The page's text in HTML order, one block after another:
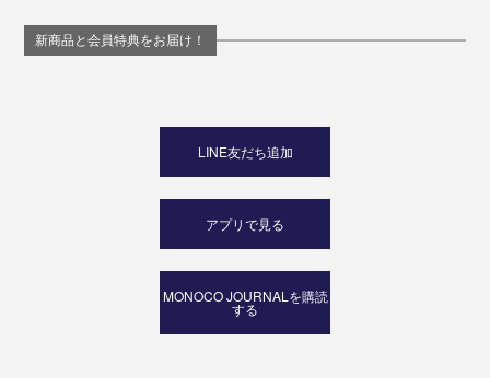
新商品と会員特典をお届け！
LINE友だち追加
アプリで見る
MONOCO JOURNALを購読
する